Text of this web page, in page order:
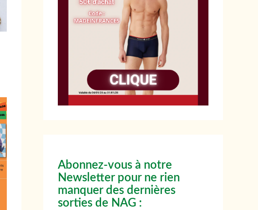
Abonnez-vous à notre
Newsletter pour ne rien
manquer des dernières
sorties de NAG :